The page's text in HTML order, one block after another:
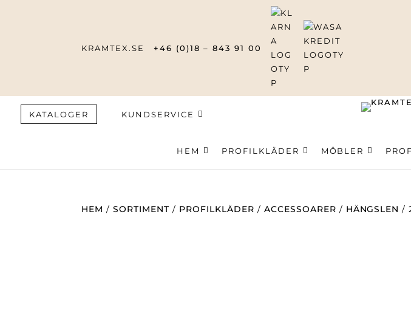
KRAMTEX.SE +46 (0)18 – 843 91 00
KATALOGER KUNDSERVICE
HEM PROFILKLÄDER MÖBLER
Produktsökning
HEM /SORTIMENT / PROFILKLÄDER / ACCESSOARER / HÄNGSLEN /